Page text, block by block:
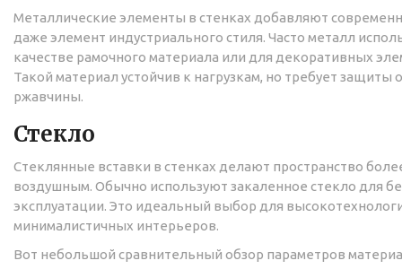
Металлические элементы в стенках добавляют
даже элемент индустриального стиля. Часто металл
качестве рамочного материала или для декоративных
Такой материал устойчив к нагрузкам, но требует защиты
ржавчины.
Стекло
Стеклянные вставки в стенках делают пространство
воздушным. Обычно используют закаленное стекло для
эксплуатации. Это идеальный выбор для
минималистичных интерьеров.
Вот небольшой сравнительный обзор параметров